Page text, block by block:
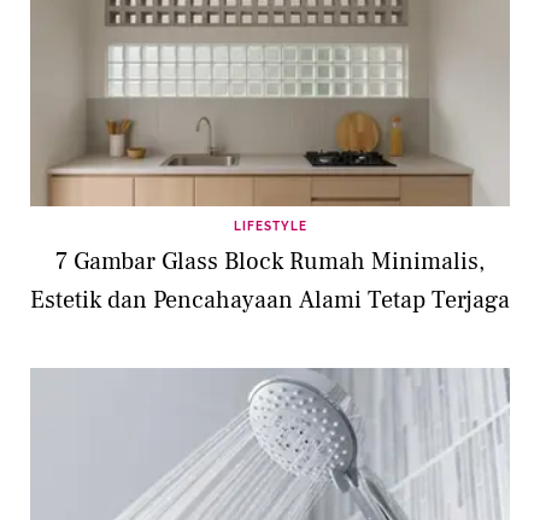
LIFESTYLE
7 Gambar Glass Block Rumah Minimalis,
Estetik dan Pencahayaan Alami Tetap Terjaga